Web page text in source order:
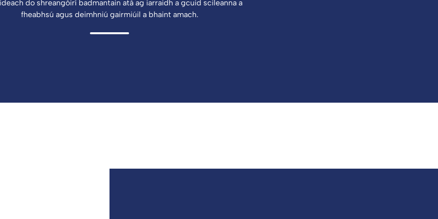
do shreangóirí badmantain atá ag iarraidh a gcuid scileanna a
fheabhsú agus deimhniú gairmiúil a bhaint amach.